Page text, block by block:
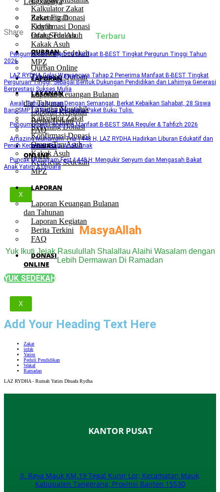
Kalkulator Zakat
Rekening Donasi
Konfirmasi Donasi
Orang Tua Asuh
Kakak Asuh
Kencleng Sedekah
MPZ
LAPORAN
Laporan Keuangan Bulanan
dan Tahunan
Laporan Kegiatan
Berita Terkini
FAQ
DONASI
ONLINE
X
Zakat Fitrah
Fidyah
Infak Sedekah
QURBAN
Qurban Online
Tabungan Qurban
LAYANAN
Layanan Mustahik
Kalkulator Zakat
Rekening Donasi
Konfirmasi Donasi
Orang Tua Asuh
Kakak Asuh
Kencleng Sedekah
MPZ
LAPORAN
Laporan Keuangan Bulanan
dan Tahunan
Laporan Kegiatan
Berita Terkini
FAQ
DONASI
ONLINE
X
Share Terbaru
Pengumuman Penerima Manfaat B-BEST Tingkat Pergurun Tinggi Tahun
2026
LAZ RYDHA Gelar Wawancara Tahap 2 Penerima Manfaat B-BEST Tingkat
Perguruan Tinggi, Sebagai Bentuk Dukungan Pendidikan dan Lahirnya Generasi
Berprestasi Sukses Mulia
Awali Tahun Ajaran Dengan Semangat, Berkat Kebaikan Sahabat, 28 Siswa
Baru SMPTQ Rydha Menerima Paket Buku Tulis.
Pengumuman Penerima Manfaat B-BEST SMA Reguler & Tahfizh 2026
Amazing Muharram Trip 1448 H, LAZ RYDHA Hadirkan Liburan Edukatif dan
Penuh Keceriaan Bagi Anak-Anak
Puncak Muharram Fest 1448 H: Mengukir Senyum dan Mengasah Bakat
Anak Yatim & Dhuafa
MasyaAllah
Yuk Ikuti Jejak Rasulullah Shalallau Alaihi Wasalam dengan
Lebih Dermawan Di Ramadan
YUK SEDEKAH
Add Your Heading Text Here
Zakat
infak
Yatim
Peduli Pendidikan
Wakaf
Ramadan
LAZ RYDHA - Rumah Yatim Dhuafa Rydha
KANTOR PUSAT
Jl. Raya Mauk KM.19 Tegal Kunir Lor, Kecamatan Mauk,
Kabupaten Tangerang, Provinsi Banten 15530